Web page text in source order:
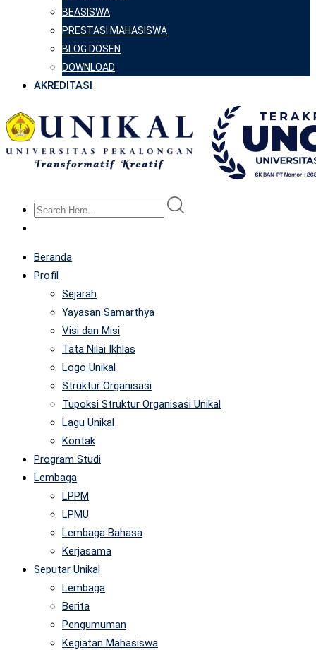
BEASISWA
PRESTASI MAHASISWA
BLOG DOSEN
DOWNLOAD
AKREDITASI
Beranda
Profil
Sejarah
Yayasan Samarthya
Visi dan Misi
Tata Nilai Ikhlas
Logo Unikal
Struktur Organisasi
Tupoksi Struktur Organisasi Unikal
Lagu Unikal
Kontak
Program Studi
Lembaga
LPPM
LPMU
Lembaga Bahasa
Kerjasama
Seputar Unikal
Lembaga
Berita
Pengumuman
Kegiatan Mahasiswa